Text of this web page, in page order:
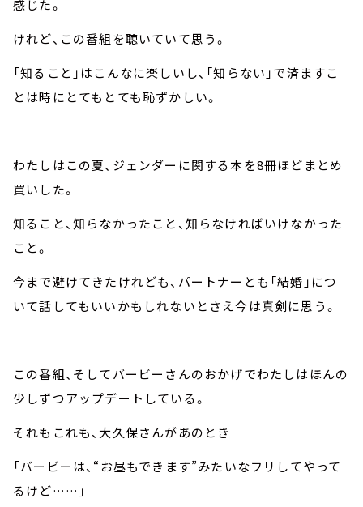
感じた。
けれど、この番組を聴いていて思う。
「知ること」はこんなに楽しいし、「知らない」で済ますこ
とは時にとてもとても恥ずかしい。
わたしはこの夏、ジェンダーに関する本を8冊ほどまとめ
買いした。
知ること、知らなかったこと、知らなければいけなかった
こと。
今まで避けてきたけれども、パートナーとも「結婚」につ
いて話してもいいかもしれないとさえ今は真剣に思う。
この番組、そしてバービーさんのおかげでわたしはほんの
少しずつアップデートしている。
それもこれも、大久保さんがあのとき
「バービーは、“お昼もできます”みたいなフリしてやって
るけど……」